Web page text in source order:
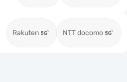
Rakuten NTT docomo